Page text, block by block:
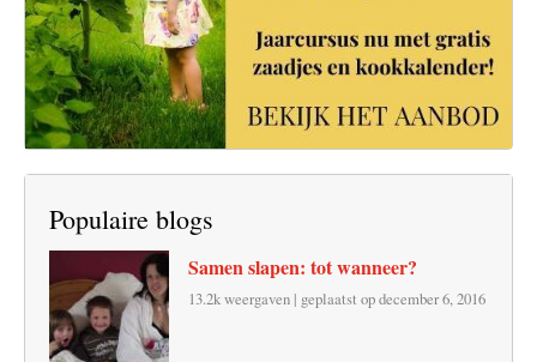
Populaire blogs
Samen slapen: tot wanneer?
13.2k weergaven | geplaatst op december 6, 2016